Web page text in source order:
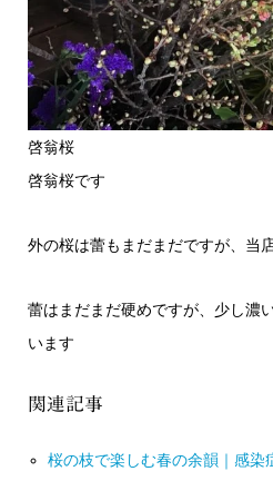
啓翁桜
啓翁桜です
外の桜は蕾もまだまだですが、当
蕾はまだまだ硬めですが、少し濃
います
関連記事
桜の枝で楽しむ春の余韻｜感染